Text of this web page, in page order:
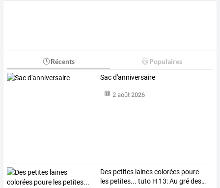
Récents Populaires
Sac d'anniversaire
2 août 2026
Des petites lainescolorées poure
les petites... tuto H 13:Au grédes…